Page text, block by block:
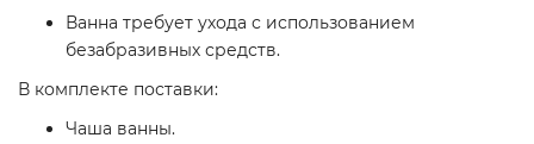
Ванна требует ухода с использованием
безабразивных средств.
В комплекте поставки:
Чаша ванны.